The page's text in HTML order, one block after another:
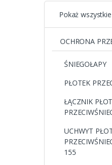
Pokaż wszystkie
OCHRONA
ŚNIEGOŁAPY
PŁOTEK
ŁĄCZNIK
UCHWYT
155